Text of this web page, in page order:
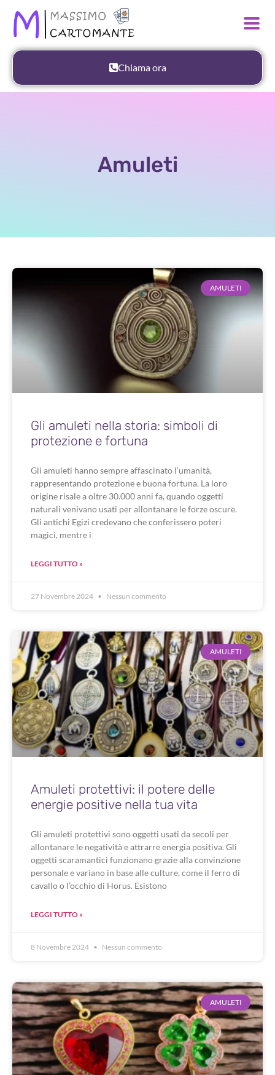
Chiama ora
Amuleti
AMULETI
Gli amuleti nella storia: simboli di
protezione e fortuna
Gli amuleti hanno sempre affascinato l’umanità,
rappresentando protezione e buona fortuna. La loro
origine risale a oltre 30.000 anni fa, quando oggetti
naturali venivano usati per allontanare le forze oscure.
Gli antichi Egizi credevano che conferissero poteri
magici, mentre i
LEGGI TUTTO »
27 Novembre 2024 Nessun commento
AMULETI
Amuleti protettivi: il potere delle
energie positive nella tua vita
Gli amuleti protettivi sono oggetti usati da secoli per
allontanare le negatività e attrarre energia positiva. Gli
oggetti scaramantici funzionano grazie alla convinzione
personale e variano in base alle culture, come il ferro di
cavallo o l’occhio di Horus. Esistono
LEGGI TUTTO »
8 Novembre 2024 Nessun commento
AMULETI